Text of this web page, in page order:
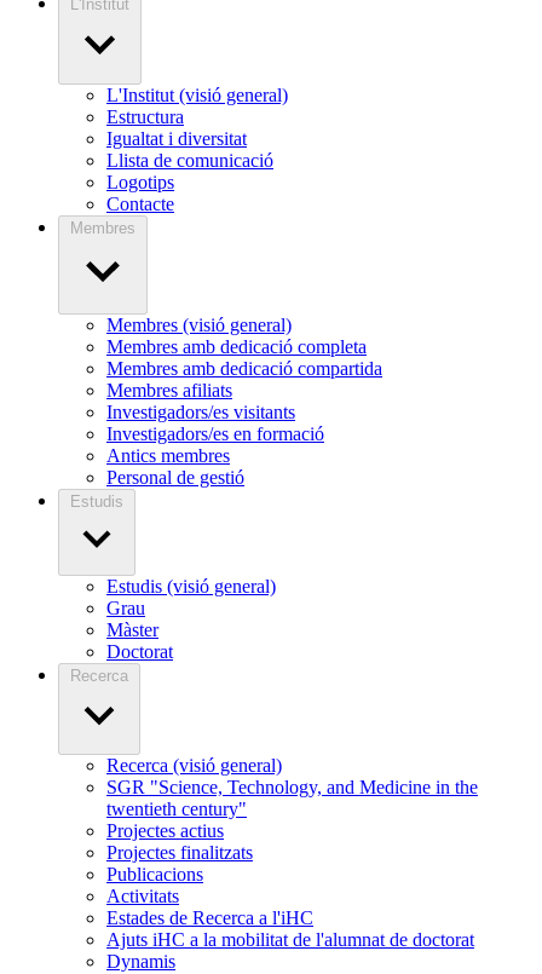
L'Institut
L'Institut (visió general)
Estructura
Igualtat i diversitat
Llista de comunicació
Logotips
Contacte
Membres
Membres (visió general)
Membres amb dedicació completa
Membres amb dedicació compartida
Membres afiliats
Investigadors/es visitants
Investigadors/es en formació
Antics membres
Personal de gestió
Estudis
Estudis (visió general)
Grau
Màster
Doctorat
Recerca
Recerca (visió general)
SGR "Science, Technology, and Medicine in the
twentieth century"
Projectes actius
Projectes finalitzats
Publicacions
Activitats
Estades de Recerca a l'iHC
Ajuts iHC a la mobilitat de l'alumnat de doctorat
Dynamis